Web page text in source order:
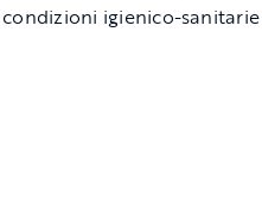
condizioni igienico-